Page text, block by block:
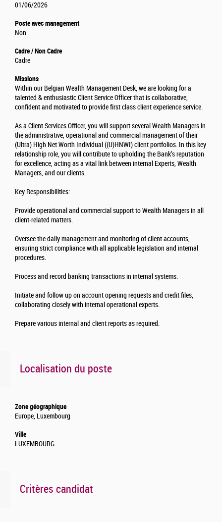
01/06/2026
Poste avec management
Non
Cadre / Non Cadre
Cadre
Missions
Within our Belgian Wealth Management Desk, we are looking for a
talented & enthusiastic Client Service Officer that is collaborative,
confident and motivated to provide first class client experience service.
As a Client Services Officer, you will support several Wealth Managers in
the administrative, operational and commercial management of their
(Ultra) High Net Worth Individual ((U)HNWI) client portfolios. In this key
relationship role, you will contribute to upholding the Bank’s reputation
for excellence, acting as a vital link between internal Experts, Wealth
Managers, and our clients.
Key Responsibilities:
Provide operational and commercial support to Wealth Managers in all
client-related matters.
Oversee the daily management and monitoring of client accounts,
ensuring strict compliance with all applicable legislation and internal
procedures.
Process and record banking transactions in internal systems.
Initiate and follow up on account opening requests and credit files,
collaborating closely with internal operational experts.
Prepare various internal and client reports as required.
Localisation du poste
Zone géographique
Europe, Luxembourg
Ville
LUXEMBOURG
Critères candidat